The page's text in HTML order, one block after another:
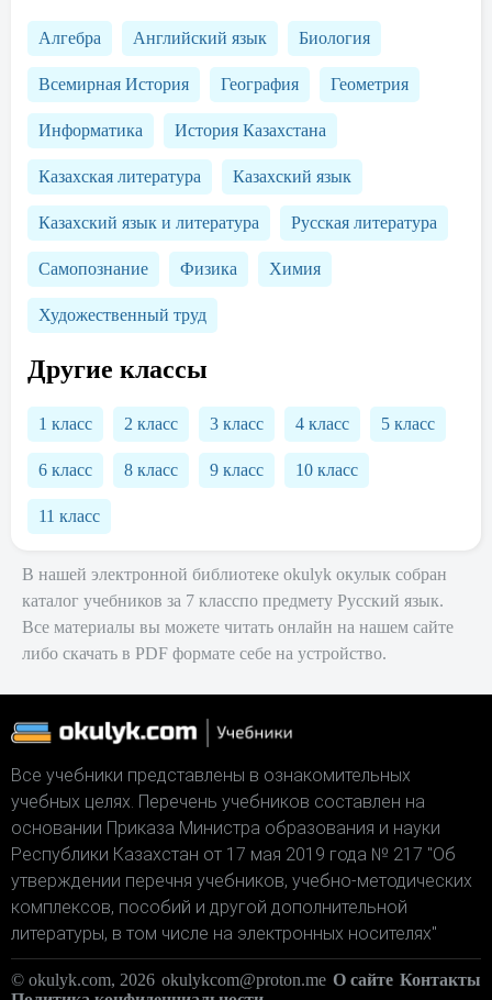
Алгебра Английский язык Биология
Всемирная История География Геометрия
Информатика История Казахстана
Казахская литература Казахский язык
Казахский язык и литература Русская литература
Самопознание Физика Химия
Художественный труд
Другие классы
1 класс 2 класс 3 класс 4 класс 5 класс
6 класс 8 класс 9 класс 10 класс
11 класс
В нашей электронной библиотеке okulyk окулык собран
каталог учебников за 7 класспо предмету Русский язык.
Все материалы вы можете читать онлайн на нашем сайте
либо скачать в PDF формате себе на устройство.
Все учебники представлены в ознакомительных
учебных целях. Перечень учебников составлен на
основании Приказа Министра образования и науки
Республики Казахстан от 17 мая 2019 года № 217 "Об
утверждении перечня учебников, учебно-методических
комплексов, пособий и другой дополнительной
литературы, в том числе на электронных носителях"
© okulyk.com, 2026 okulykcom@proton.me О сайте Контакты